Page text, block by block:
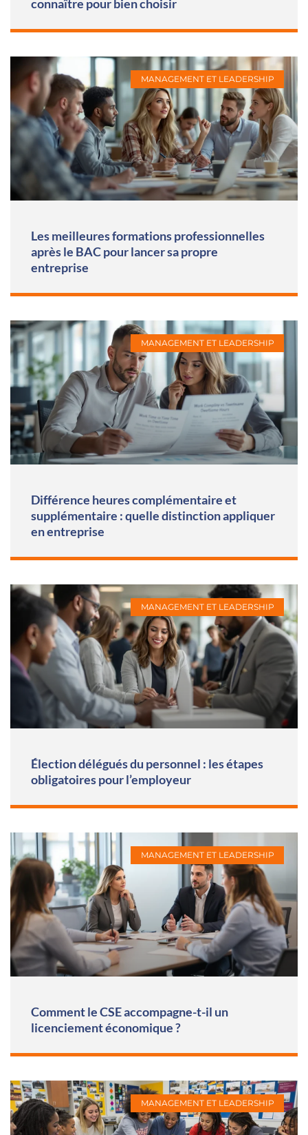
connaître pour bien choisir
MANAGEMENT ET LEADERSHIP
Les meilleures formations professionnelles
après le BAC pour lancer sa propre
entreprise
MANAGEMENT ET LEADERSHIP
Différence heures complémentaire et
supplémentaire : quelle distinction appliquer
en entreprise
MANAGEMENT ET LEADERSHIP
Élection délégués du personnel : les étapes
obligatoires pour l’employeur
MANAGEMENT ET LEADERSHIP
Comment le CSE accompagne-t-il un
licenciement économique ?
MANAGEMENT ET LEADERSHIP